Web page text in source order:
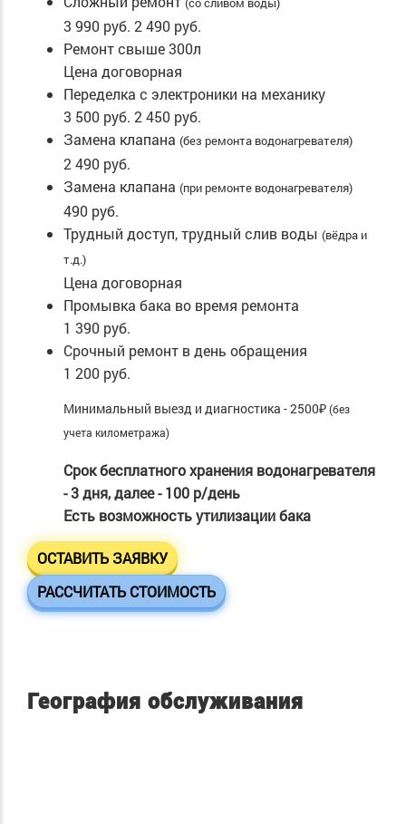
3 990 руб. 2 490 руб.
Ремонт свыше 300л
Цена договорная
Переделка с электроники на механику
3 500 руб. 2 450 руб.
Замена клапана (без ремонта водонагревателя)
2 490 руб.
Замена клапана (при ремонте водонагревателя)
490 руб.
Трудный доступ, трудный слив воды (вёдра и
т.д.)
Цена договорная
Промывка бака во время ремонта
1 390 руб.
Срочный ремонт в день обращения
1 200 руб.
Минимальный выезд и диагностика - 2500₽ (без
учета километража)
Срок бесплатного хранения водонагревателя
- 3 дня, далее - 100 р/день
Есть возможность утилизации бака
ОСТАВИТЬ ЗАЯВКУ
РАССЧИТАТЬ СТОИМОСТЬ
География обслуживания